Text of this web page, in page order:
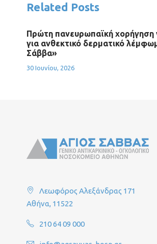
Related Posts
Πρώτη πανευρωπαϊκή χορήγηση
για ανθεκτικό δερματικό
Σάββα»
30 Ιουνίου, 2026
Λεωφόρος Αλεξάνδρας 171
Αθήνα, 11522
210 64 09 000